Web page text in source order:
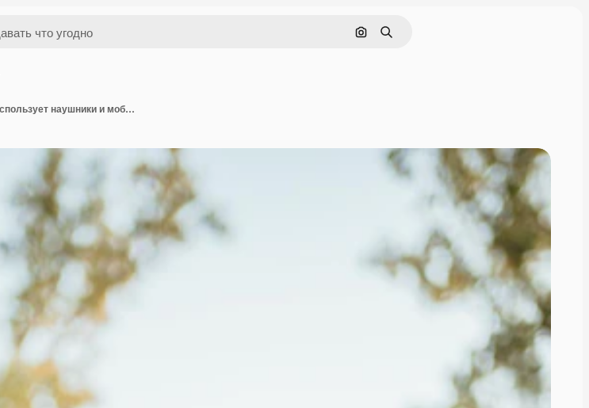
Поиск по изображению
Поиск
Молодая девушка делает селфи в парке. Она использует наушники и мобильный телефон, слушает музыку и развлекается в парке.